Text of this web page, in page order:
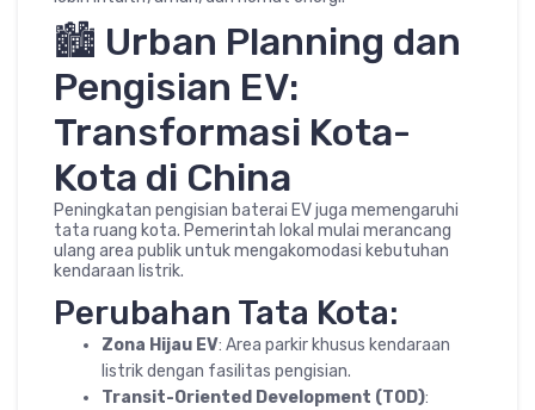
🏙️ Urban Planning dan
Pengisian EV:
Transformasi Kota-
Kota di China
Peningkatan pengisian baterai EV juga memengaruhi
tata ruang kota. Pemerintah lokal mulai merancang
ulang area publik untuk mengakomodasi kebutuhan
kendaraan listrik.
Perubahan Tata Kota:
Zona Hijau EV: Area parkir khusus kendaraan
listrik dengan fasilitas pengisian.
Transit-Oriented Development (TOD):